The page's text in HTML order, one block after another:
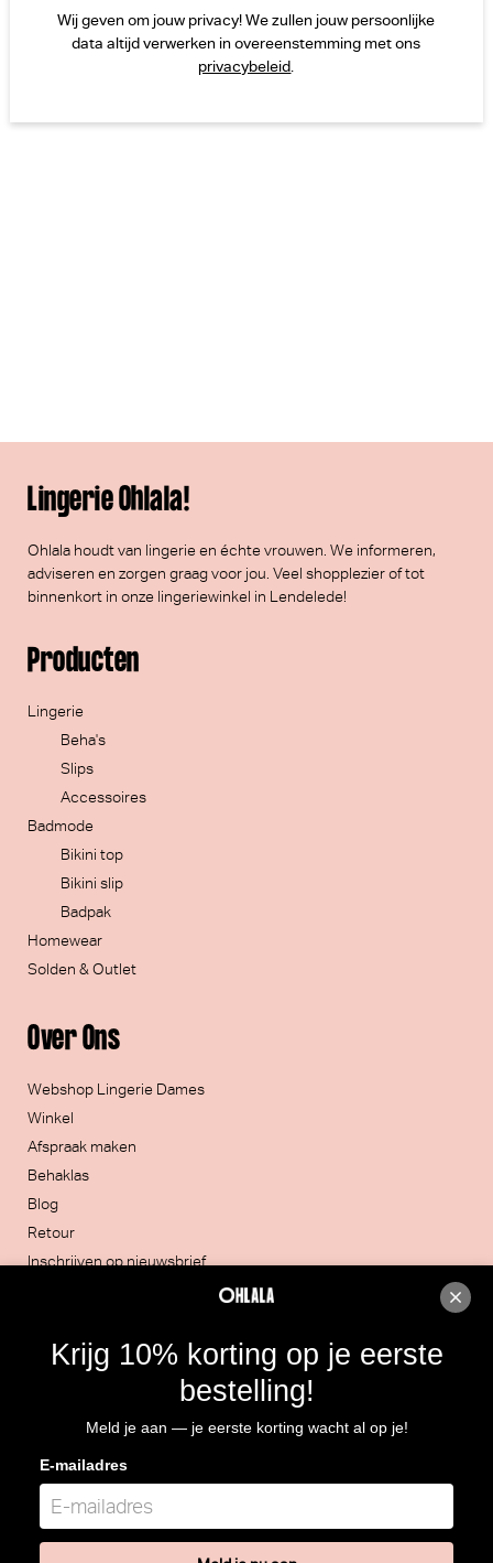
Wij geven om jouw privacy! We zullen jouw persoonlijke
data altijd verwerken in overeenstemming met ons
privacybeleid
Lingerie Ohlala!
Ohlala houdt van lingerie en échte vrouwen. We informeren,
adviseren en zorgen graag voor jou. Veel shopplezierof tot
binnenkort in onze lingeriewinkel in Lendelede!
Over Ons
Webshop Lingerie Dames
Winkel
Afspraak maken
Behaklas
Blog
Retour
Inschrijven op nieuwsbrief
Producten
Lingerie
Beha's
Slips
Accessoires
Badmode
Bikini top
Bikini slip
Badpak
Homewear
Solden & Outlet
051/30.32.20
Routebeschrijving
Krijg 10% korting op je eerste
bestelling!
Meld je aan — je eerste korting wacht al op je!
E-mailadres